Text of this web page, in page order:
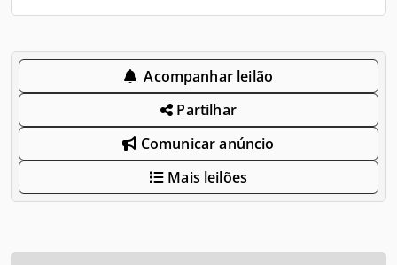
Acompanhar leilão
Partilhar
Comunicar anúncio
Mais leilões